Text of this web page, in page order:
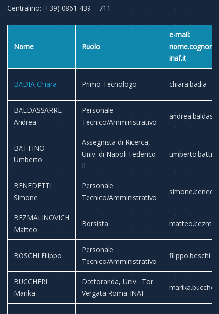
Centralino: (+39) 0861 439 – 711
Nome Ruolo
e-mail:
inaf.it
BADIA Chiara Primo Tecnologo chiara.badia
BALDASSARRE
Andrea
Personale
Tecnico/Amministrativo
BATTINO
Umberto
Assegnista di Ricerca,
Univ. di Napoli Federico
II
BENEDETTI
Simone
Personale
Tecnico/Amministrativo
BEZMALINOVICH
Matteo
Borsista
BOSCHI Filippo
Personale
Tecnico/Amministrativo
filippo.boschi
BUCCHERI
Marika
Dottoranda, Univ. Tor
Vergata Roma-INAF
marika.buccheri